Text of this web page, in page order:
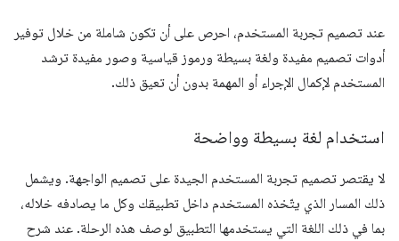
عند تصميم تجربة المستخدم، احرص على أن تكون شاملة من خلال توفير
أدوات تصميم مفيدة ولغة بسيطة ورموز قياسية وصور مفيدة ترشد
المستخدم لإكمال الإجراء أو المهمة بدون أن تعيق ذلك.
استخدام لغة بسيطة وواضحة
لا يقتصر تصميم تجربة المستخدم الجيدة على تصميم الواجهة. ويشمل
ذلك المسار الذي يتّخذه المستخدم داخل تطبيقك وكل ما يصادفه خلاله،
بما في ذلك اللغة التي يستخدمها التطبيق لوصف هذه الرحلة. عند شرح